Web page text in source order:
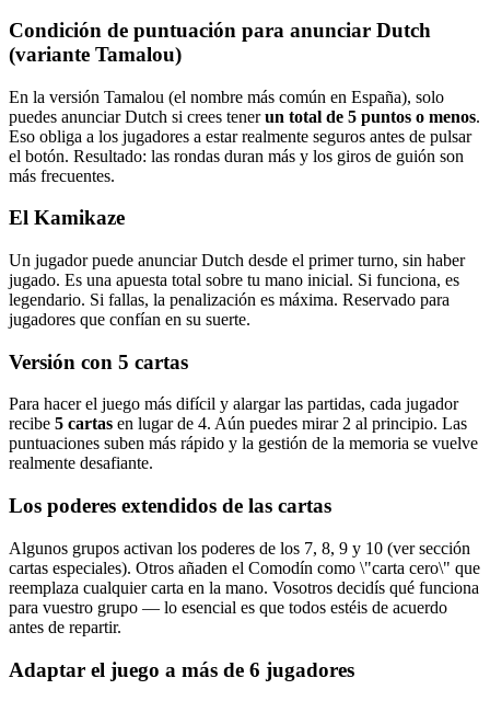
Condición de puntuación para anunciar Dutch
(variante Tamalou)
En la versión Tamalou (el nombre más común en España), solo
puedes anunciar Dutch si crees tenerun total de 5 puntos o menos.
Eso obliga a los jugadores a estar realmente seguros antes de pulsar
el botón. Resultado: las rondas duran más y los giros de guión son
más frecuentes.
El Kamikaze
Un jugador puede anunciar Dutch desde el primer turno, sin haber
jugado. Es una apuesta total sobre tu mano inicial. Si funciona, es
legendario. Si fallas, la penalización es máxima. Reservado para
jugadores que confían en su suerte.
Versión con 5 cartas
Para hacer el juego más difícil y alargar las partidas, cada jugador
recibe 5 cartas en lugar de 4. Aún puedes mirar 2 al principio. Las
puntuaciones suben más rápido y la gestión de la memoria se vuelve
realmente desafiante.
Los poderes extendidos de las cartas
Algunos grupos activan los poderes de los 7, 8, 9 y 10 (ver sección
cartas especiales). Otros añaden el Comodín como \"carta cero\" que
reemplaza cualquier carta en la mano. Vosotros decidís qué funciona
para vuestro grupo — lo esencial es que todos estéis de acuerdo
antes de repartir.
Adaptar el juego a más de 6 jugadores